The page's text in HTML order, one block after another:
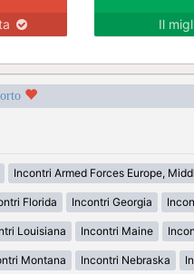
Il
Incontri Armed Forces Europe,
Florida Incontri Georgia
Louisiana Incontri Maine
Montana Incontri Nebraska